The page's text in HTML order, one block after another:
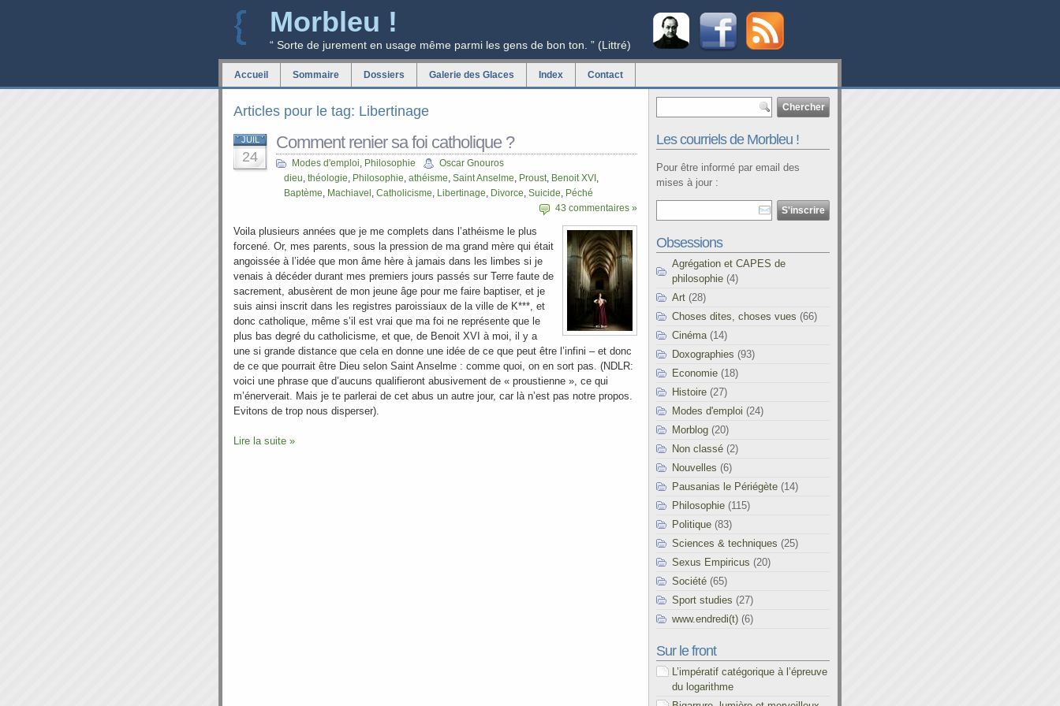
Morbleu !
“ Sorte de jurement en usage même parmi les gens de bon ton. ” (Littré)
Accueil Sommaire Dossiers Galerie des Glaces Index Contact
Articles pour le tag: Libertinage
JUIL
24
Comment renier sa foi catholique ?
Modes d'emploi, Philosophie
Oscar Gnouros
dieu, théologie, Philosophie, athéisme, Saint Anselme, Proust, Benoit XVI ,
Baptème, Machiavel , Catholicisme, Libertinage, Divorce, Suicide, Péché
43 commentaires »
Voila plusieurs années que je me complets dans l’athéisme le plus
forcené. Or, mes parents, sous la pression de ma grand mère qui était
angoissée à l’idée que mon âme hère à jamais dans les limbes si je
venais à décéder durant mes premiers jours passés sur Terre faute de
sacrement, abusèrent de mon jeune âge pour me faire baptiser, et je
suis ainsi inscrit dans les registres paroissiaux de la ville de K***, et
donc catholique, même s’il est vrai que ma foi ne représente que le
plus bas degré du catholicisme, et que, de Benoit XVI à moi, il y a
une si grande distance que cela en donne une idée de ce que peut être l’infini – et donc
de ce que pourrait être Dieu selon Saint Anselme : comme quoi, on en sort pas. (NDLR:
voici une phrase que d’aucuns qualifieront abusivement de « proustienne », ce qui
m’énerverait. Mais je te parlerai de cet abus un autre jour, car là n’est pas notre propos.
Evitons de trop nous disperser).
Lire la suite »
Les courriels de Morbleu !
Pour être informé par email des
mises à jour :
Obsessions
Agrégation et CAPES de
philosophie (4)
Art (28)
Choses dites, choses vues (66)
Cinéma (14)
Doxographies (93)
Economie (18)
Histoire (27)
Modes d'emploi (24)
Morblog (20)
Non classé (2)
Nouvelles (6)
Pausanias le Périégète (14)
Philosophie (115)
Politique (83)
Sciences & techniques (25)
Sexus Empiricus (20)
Société (65)
Sport studies (27)
www.endredi(t) (6)
Sur le front
L’impératif catégorique à l’épreuve
du logarithme